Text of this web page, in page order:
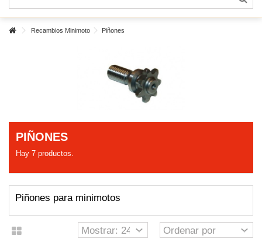
Recambios Minimoto Piñones
PIÑONES
Hay 7 productos.
Piñones para minimotos